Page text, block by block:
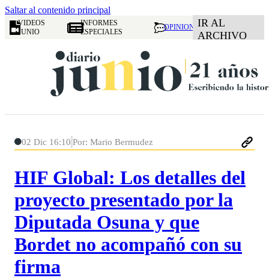
Saltar al contenido principal
VIDEOS
JUNIO
INFORMES
ESPECIALES
OPINION IR AL
ARCHIVO
02 Dic 16:10 Por: Mario Bermudez
HIF Global: Los detalles del
proyecto presentado por la
Diputada Osuna y que
Bordet no acompañó con su
firma